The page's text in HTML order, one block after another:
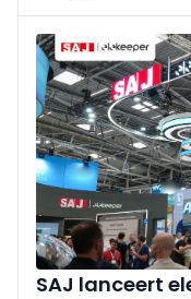
projecten. Ontdek
duurzame en
SAJ lanceert